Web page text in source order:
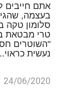
אתם חייבים
בעצמה,
סלומון טקה
טרי מבטאת
"השוטרים
נעשית
24/06/2020